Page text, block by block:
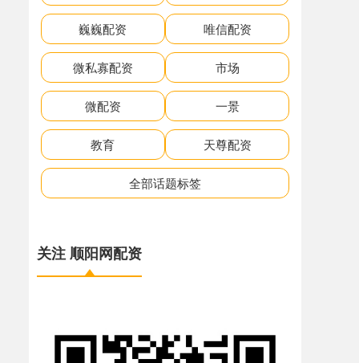
巍巍配资 唯信配资
微私寡配资 市场
微配资 一景
教育 天尊配资
全部话题标签
关注 顺阳网配资